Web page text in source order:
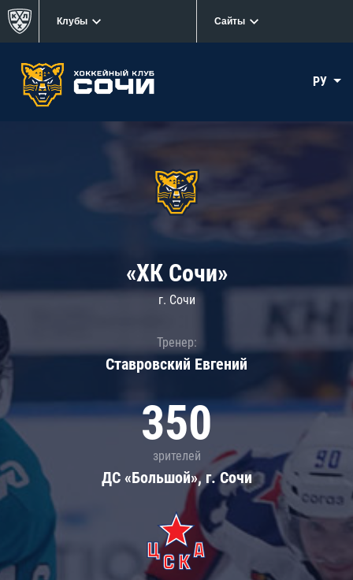
Клубы Сайты
РУ
«ХК Сочи»
г. Сочи
Тренер:
Ставровский Евгений
350
зрителей
ДС «Большой», г. Сочи